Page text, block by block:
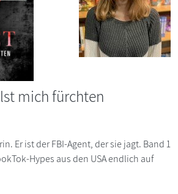
mich fürchten
Er ist der FBI-Agent, der sie jagt. Band 1
Hypes aus den USA endlich auf